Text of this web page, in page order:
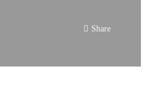
Share